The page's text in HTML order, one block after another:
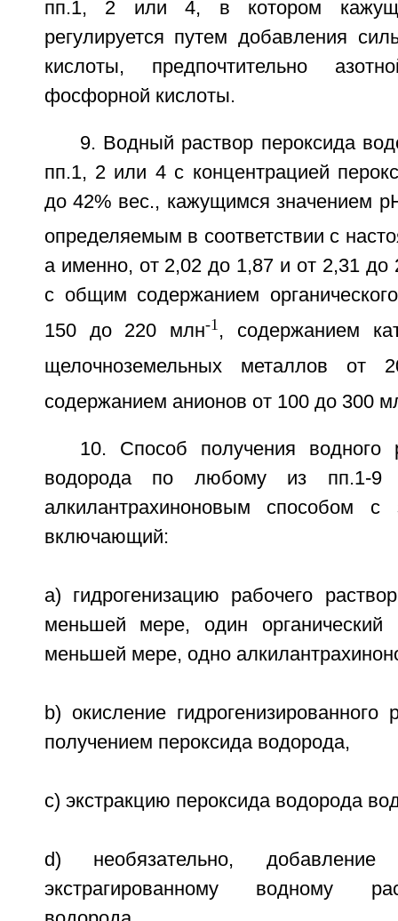
пп.1, 2 или 4, в котором
регулируется путем добавления
кислоты, предпочтительно
фосфорной кислоты.
9. Водный раствор пероксида
пп.1, 2 или 4 с концентрацией
до 42% вес., кажущимся значением
определяемым в соответствии с
а именно, от 2,02 до 1,87 и от 2,31 до
с общим содержанием
150 до 220 млн-1 , содержанием
щелочноземельных металлов
содержанием анионов от 100 до 300
10. Способ получения водного
водорода по любому из пп.1-9
алкилантрахиноновым способом с
включающий:
a) гидрогенизацию рабочего
меньшей мере, один органический
меньшей мере, одно
b) окисление гидрогенизированного
получением пероксида водорода,
c) экстракцию пероксида водорода
d) необязательно, добавление
экстрагированному водному